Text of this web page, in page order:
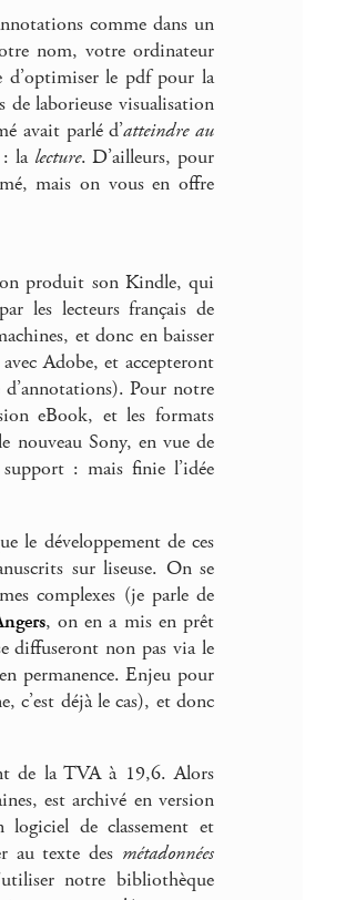
comme dans un
nom, votre ordinateur
d’optimiser le pdf pour la
de laborieuse visualisation
avait parlé d’atteindre au
: la lecture. D’ailleurs, pour
mais on vous en offre
produit son Kindle, qui
les lecteurs français de
et donc en baisser
Adobe, et accepteront
Pour notre
eBook, et les formats
nouveau Sony, en vue de
: mais finie l’idée
le développement de ces
sur liseuse. On se
complexes (je parle de
, on en a mis en prêt
diffuseront non pas via le
permanence. Enjeu pour
c’est déjà le cas), et donc
de la TVA à 19,6. Alors
est archivé en version
de classement et
au texte des métadonnées
notre bibliothèque